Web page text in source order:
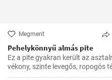
Megment
Pehelykönnyű almás pite
Ez a pite gyakran került az
vékony, szinte levegős, ropogós
almafüllő között. Az ovitudók,